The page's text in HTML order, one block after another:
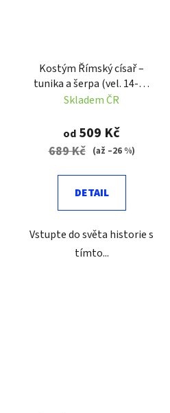
Kostým Římský císař –
tunika a šerpa (vel. 14-16
let až XXL)
Skladem ČR
od 509 Kč
689 Kč (až –26 %)
DETAIL
Vstupte do světa historie s
tímto...